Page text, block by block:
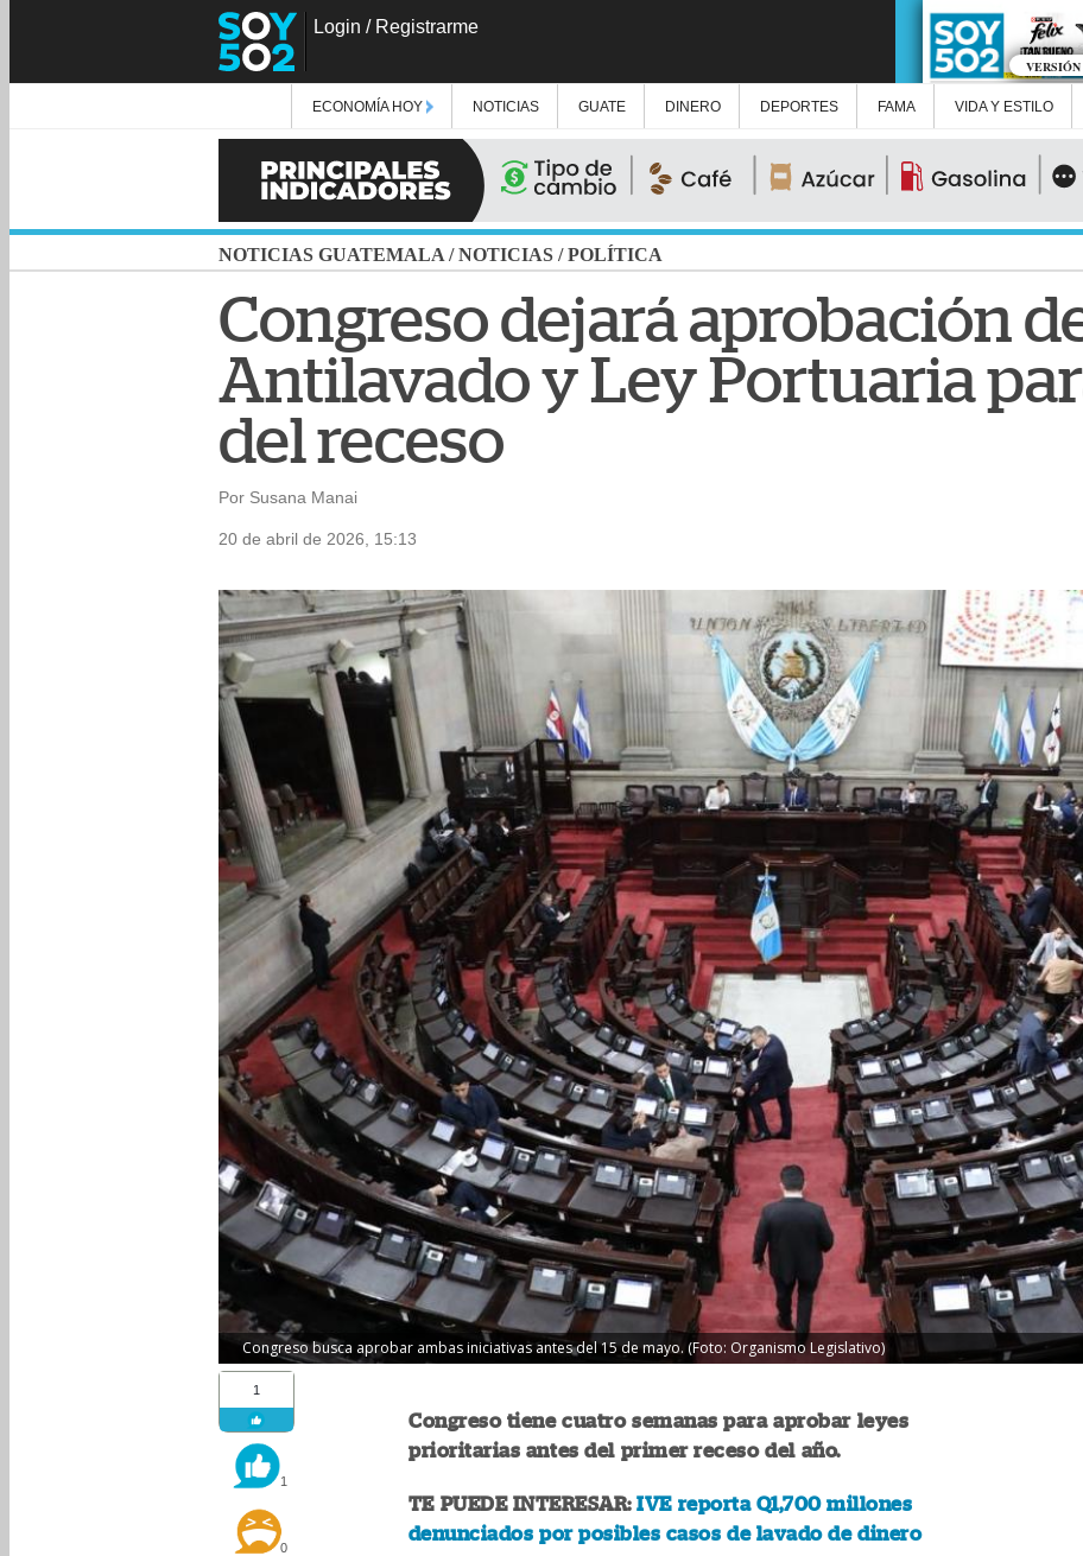
Login / Registrarme
ECONOMÍA HOY NOTICIAS GUATE DINERO DEPORTES FAMA VIDA Y ESTILO
NOTICIAS GUATEMALA /NOTICIAS /POLÍTICA
Congreso dejará aprobación
Antilavado y Ley Portuaria
del receso
Por Susana Manai
20 de abril de 2026, 15:13
Congreso busca aprobar ambas iniciativas antes del 15 de mayo. (Foto: Organismo Legislativo)
1
1
0
Congreso tiene cuatro semanas para aprobar leyes
prioritarias antes del primer receso del año.
TE PUEDE INTERESAR:IVE reporta Q1,700 millones
denunciados por posibles casos de lavado de dinero